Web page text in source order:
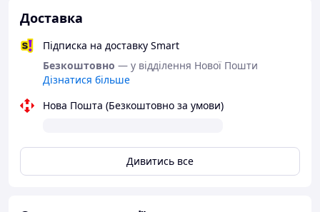
5. Чи зручно спостерігати за процесом заварювання?
Так, прозоре скло повністю контролює процес.
⸻
тіпод, скляний заварник, заварник для китайського
чаю, чайник 750 мл, аксесуари для чаю, кухонний
Керамічний чайний набір для подорожей з заварником
Доставка
Підписка на доставку Smart
Безкоштовно — у відділення Нової Пошти
Дізнатися більше
Нова Пошта (Безкоштовно за умови)
Дивитись все